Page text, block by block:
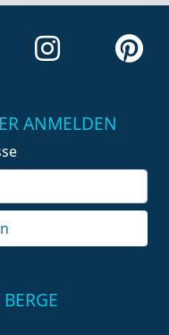
ANMELDEN